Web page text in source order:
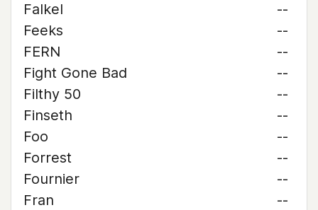
Falkel
--
Feeks
--
FERN
--
Fight Gone Bad
--
Filthy 50
--
Finseth
--
Foo
--
Forrest
--
Fournier
--
Fran
--